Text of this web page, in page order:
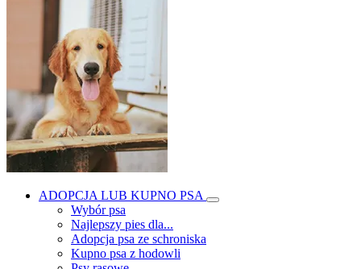
ADOPCJA LUB KUPNO PSA
Wybór psa
Najlepszy pies dla...
Adopcja psa ze schroniska
Kupno psa z hodowli